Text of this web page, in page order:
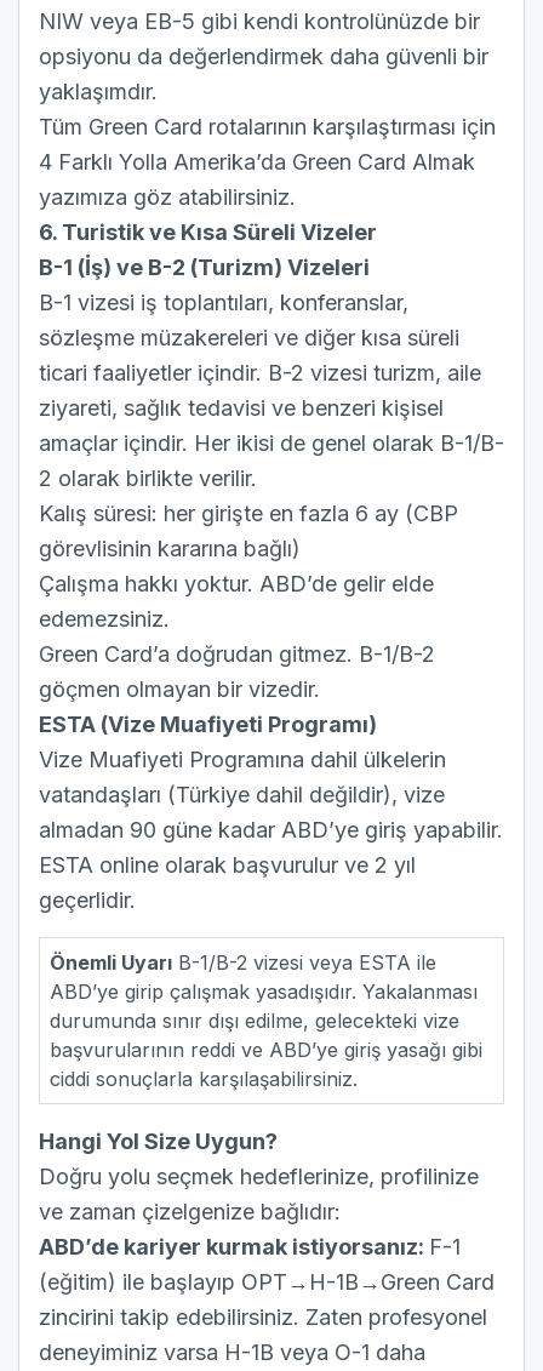
NIW veya EB-5 gibi kendi kontrolünüzde bir
opsiyonu da değerlendirmek daha güvenli bir
yaklaşımdır.
Tüm Green Card rotalarının karşılaştırması için
4 Farklı Yolla Amerika’da Green Card Almak
yazımıza göz atabilirsiniz.
6. Turistik ve Kısa Süreli Vizeler
B-1 (İş) ve B-2 (Turizm) Vizeleri
B-1 vizesi iş toplantıları, konferanslar,
sözleşme müzakereleri ve diğer kısa süreli
ticari faaliyetler içindir. B-2 vizesi turizm, aile
ziyareti, sağlık tedavisi ve benzeri kişisel
amaçlar içindir. Her ikisi de genel olarak B-1/B-
2 olarak birlikte verilir.
Kalış süresi: her girişte en fazla 6 ay (CBP
görevlisinin kararına bağlı)
Çalışma hakkı yoktur. ABD’de gelir elde
edemezsiniz.
Green Card’a doğrudan gitmez. B-1/B-2
göçmen olmayan bir vizedir.
ESTA (Vize Muafiyeti Programı)
Vize Muafiyeti Programına dahil ülkelerin
vatandaşları (Türkiye dahil değildir), vize
almadan 90 güne kadar ABD’ye giriş yapabilir.
ESTA online olarak başvurulur ve 2 yıl
geçerlidir.
Önemli Uyarı B-1/B-2 vizesi veya ESTA ile
ABD’ye girip çalışmak yasadışıdır. Yakalanması
durumunda sınır dışı edilme, gelecekteki vize
başvurularının reddi ve ABD’ye giriş yasağı gibi
ciddi sonuçlarla karşılaşabilirsiniz.
Hangi Yol Size Uygun?
Doğru yolu seçmek hedeflerinize, profilinize
ve zaman çizelgenize bağlıdır:
ABD’de kariyer kurmak istiyorsanız: F-1
(eğitim) ile başlayıp OPT→H-1B→Green Card
zincirini takip edebilirsiniz. Zaten profesyonel
deneyiminiz varsa H-1B veya O-1 daha